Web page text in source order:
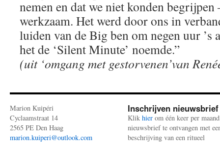
nemen en dat we niet konden begrijpen
werkzaam. Het werd door ons in
luiden van de Big ben om negen uur ’s
het de ‘Silent Minute’ noemde.”
(uit ‘omgang met gestorvenen’van
Marion Kuipéri
Cyclaamstraat 14
2565 PE Den Haag
marion.kuiperi@outlook.com
Inschrijven nieuwsbrief
Klik hier om één keer per
nieuwsbrief te ontvangen met
beschrijving van een ritueel